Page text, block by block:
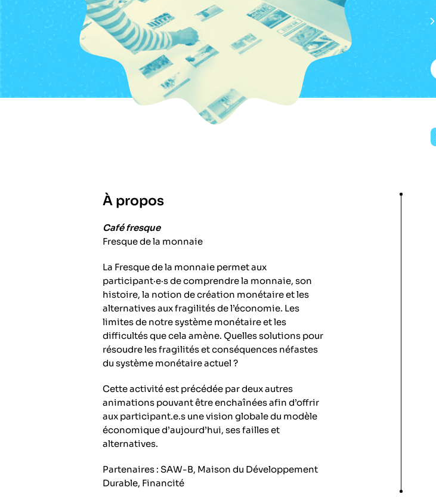
À propos
Café fresque
Fresque de la monnaie
La Fresque de la monnaie permet aux
participant·e·s de comprendre la monnaie, son
histoire, la notion de création monétaire et les
alternatives aux fragilités de l’économie. Les
limites de notre système monétaire et les
difficultés que cela amène. Quelles solutions pour
résoudre les fragilités et conséquences néfastes
du système monétaire actuel ?
Cette activité est précédée par deux autres
animations pouvant être enchaînées afin d’offrir
aux participant.e.s une vision globale du modèle
économique d’aujourd’hui, ses failles et
alternatives.
Partenaires : SAW-B, Maison du Développement
Durable, Financité